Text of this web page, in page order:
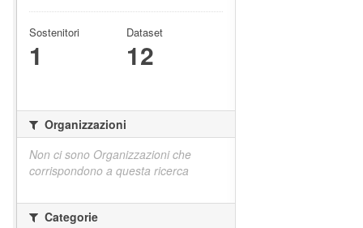
Sostenitori
1
Dataset
12
Organizzazioni
Non ci sono Organizzazioni che
corrispondono a questa ricerca
Categorie